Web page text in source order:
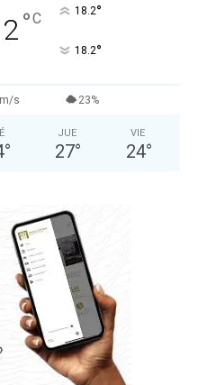
°C 18.2°
18.2°
s 23%
°
JUE
27°
VIE
24°